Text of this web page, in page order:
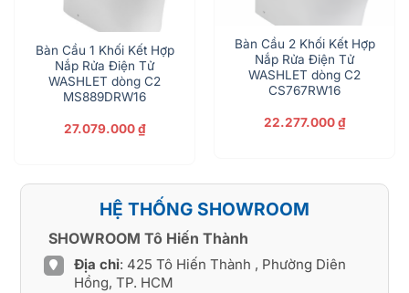
Bàn Cầu 1 Khối Kết Hợp
Nắp Rửa Điện Tử
WASHLET dòng C2
MS889DRW16
27.079.000₫
Bàn Cầu 2 Khối Kết Hợp
Nắp Rửa Điện Tử
WASHLET dòng C2
CS767RW16
22.277.000₫
HỆ THỐNG SHOWROOM
SHOWROOM Tô Hiến Thành
Địa chỉ: 425 Tô Hiến Thành , Phường Diên
Hồng, TP. HCM